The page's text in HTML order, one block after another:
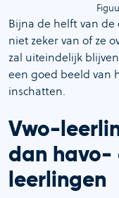
Bijna de helft van
niet zeker van of ze
zal uiteindelijk
een goed beeld van
inschatten.
Vwo-
dan havo-
leerlingen